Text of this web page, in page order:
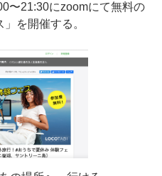
〜21:30にzoomにて無料の
を開催する。